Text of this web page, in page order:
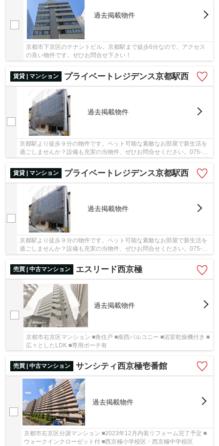
過去掲載物件
京都市下京区のテナントビル。京都駅まで徒歩6分なので、アクセス
の良い物件です。ぜひお問合せ下さい！
賃貸 | マンション プライベートレジデンス京都駅西
過去掲載物件
京都駅より徒歩９分の物件です。ペット可能な素敵なお部屋で新生活を
過ごしませんか？設備も充実の当物件、ぜひお問合せください。075-
746-6270かinfo@k-toujuro.comまで、ご連絡お待...
賃貸 | マンション
プライベートレジデンス京都駅西
過去掲載物件
京都駅より徒歩９分の物件です。ペット可能な素敵なお部屋で新生活を
過ごしませんか？設備も充実の当物件、ぜひお問合せください。075-
746-6270かinfo@k-toujuro.comまで、ご連絡お待...
売買 | 中古マンション
エスリード西京極
過去掲載物件
京都市右京区マンション ■角住戸 ■南西バルコニー ■浴室乾燥機付き ■
広々としたLDK ■専用ポーチ有
売買 | 中古マンション サンシティ西京極壱番館
過去掲載物件
京都市右京区分譲マンション ■2023年12月内装リフォーム完了予定 ■
ウォークインクローゼット付 ■西京極小学校区・西京極中学校区